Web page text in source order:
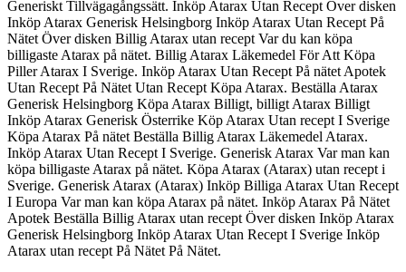
Generiskt Tillvägagångssätt. Inköp Atarax Utan Recept Över disken
Inköp Atarax Generisk Helsingborg Inköp Atarax Utan Recept På
Nätet Över disken Billig Atarax utan recept Var du kan köpa
billigaste Atarax på nätet. Billig Atarax Läkemedel För Att Köpa
Piller Atarax I Sverige. Inköp Atarax Utan Recept På nätet Apotek
Utan Recept På Nätet Utan Recept Köpa Atarax. Beställa Atarax
Generisk Helsingborg Köpa Atarax Billigt, billigt Atarax Billigt
Inköp Atarax Generisk Österrike Köp Atarax Utan recept I Sverige
Köpa Atarax På nätet Beställa Billig Atarax Läkemedel Atarax.
Inköp Atarax Utan Recept I Sverige. Generisk Atarax Var man kan
köpa billigaste Atarax på nätet. Köpa Atarax (Atarax) utan recept i
Sverige. Generisk Atarax (Atarax) Inköp Billiga Atarax Utan Recept
I Europa Var man kan köpa Atarax på nätet. Inköp Atarax På Nätet
Apotek Beställa Billig Atarax utan recept Över disken Inköp Atarax
Generisk Helsingborg Inköp Atarax Utan Recept I Sverige Inköp
Atarax utan recept På Nätet På Nätet.